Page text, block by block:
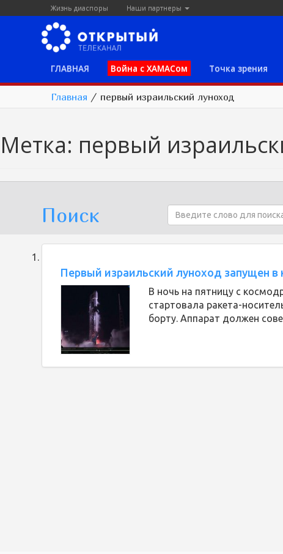
Жизнь диаспоры Наши партнеры
ГЛАВНАЯ Война с ХАМАСом Точка зрения
Главная / первый израильский луноход
Метка: первый
Поиск
Первый израильский луноход запущен в
В ночь на пятницу с
стартовала ракета-
борту. Аппарат должен